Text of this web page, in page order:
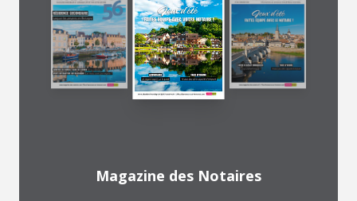
Magazine des Notaires